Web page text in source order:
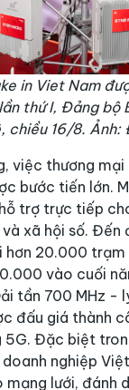
in Viet Nam
thứ I, Đảng bộ
chiều 16/8. Ảnh:
việc thương mại
bước tiến lớn.
trợ trực tiếp
xã hội số. Đến
20.000 trạm
vào cuối
tần 700 MHz -
đấu giá thành
5G. Đặc biệt
nghiệp
lưới, đánh